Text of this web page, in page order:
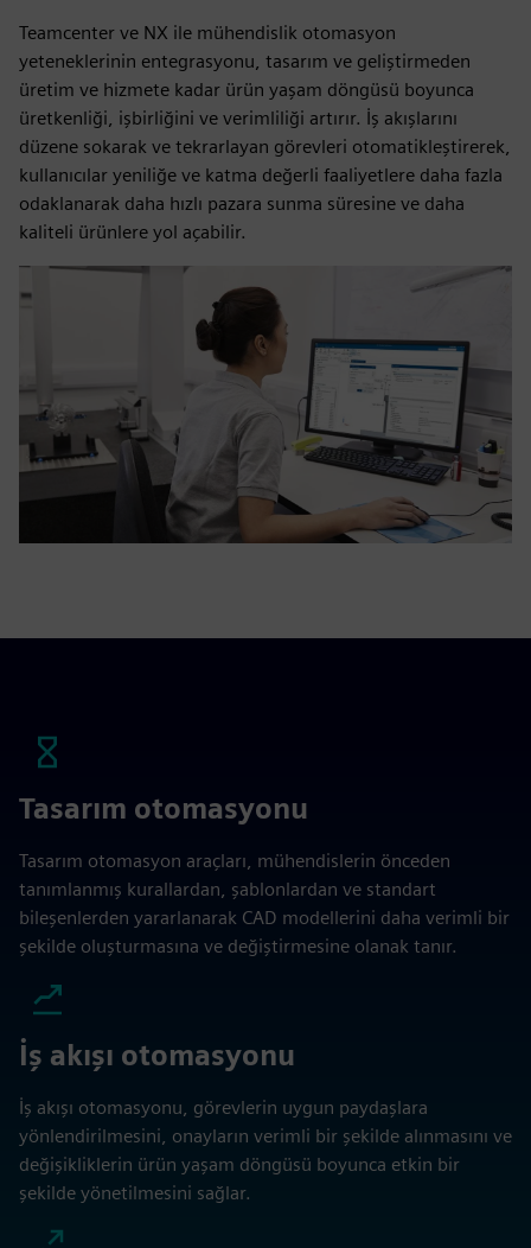
Teamcenter ve NX ile mühendislik otomasyon
yeteneklerinin entegrasyonu, tasarım ve geliştirmeden
üretim ve hizmete kadar ürün yaşam döngüsü boyunca
üretkenliği, işbirliğini ve verimliliği artırır. İş akışlarını
düzene sokarak ve tekrarlayan görevleri otomatikleştirerek,
kullanıcılar yeniliğe ve katma değerli faaliyetlere daha fazla
odaklanarak daha hızlı pazara sunma süresine ve daha
kaliteli ürünlere yol açabilir.
Tasarım otomasyonu
Tasarım otomasyon araçları, mühendislerin önceden
tanımlanmış kurallardan, şablonlardan ve standart
bileşenlerden yararlanarak CAD modellerini daha verimli bir
şekilde oluşturmasına ve değiştirmesine olanak tanır.
İş akışı otomasyonu
İş akışı otomasyonu, görevlerin uygun paydaşlara
yönlendirilmesini, onayların verimli bir şekilde alınmasını ve
değişikliklerin ürün yaşam döngüsü boyunca etkin bir
şekilde yönetilmesini sağlar.